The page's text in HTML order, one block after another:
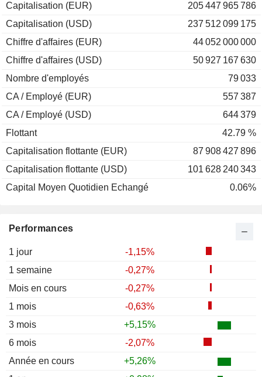
Performances
1 jour
-1,15%
1 semaine
-0,27%
Mois en cours
-0,27%
1 mois
-0,63%
3 mois
+5,15%
6 mois
-2,07%
Année en cours
+5,26%
Capitalisation (EUR)
205 447 965 786
Capitalisation (USD)
237 512 099 175
Chiffre d'affaires (EUR)
44 052 000 000
Chiffre d'affaires (USD)
50 927 167 630
Nombre d'employés
79 033
CA / Employé (EUR)
557 387
CA / Employé (USD)
644 379
Flottant
42.79 %
Capitalisation flottante (EUR)
87 908 427 896
Capitalisation flottante (USD)
101 628 240 343
Capital Moyen Quotidien Echangé
0.06%
1998
1997